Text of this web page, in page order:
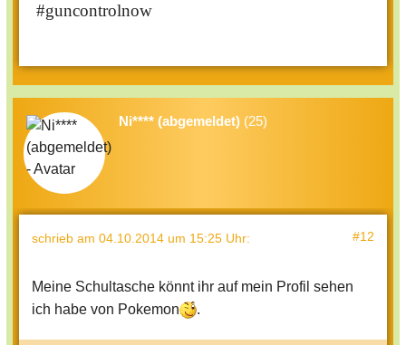
#guncontrolnow
Ni**** (abgemeldet) (25)
schrieb am 04.10.2014 um 15:25 Uhr: #12
Meine Schultasche könnt ihr auf mein Profil sehen
ich habe von Pokemon
.